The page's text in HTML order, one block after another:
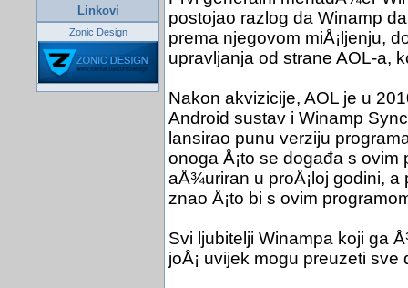
Linkovi
Zonic Design
postojao razlog da Winamp
prema njegovom miÅ¡ljenju,
upravljanja od strane AOL-a,
Nakon akvizicije, AOL je u
Android sustav i Winamp
lansirao punu verziju
onoga Å¡to se događa s
aÅ¾uriran u proÅ¡loj godini, a
znao Å¡to bi s ovim
Svi ljubitelji Winampa koji ga
joÅ¡ uvijek mogu preuzeti sve